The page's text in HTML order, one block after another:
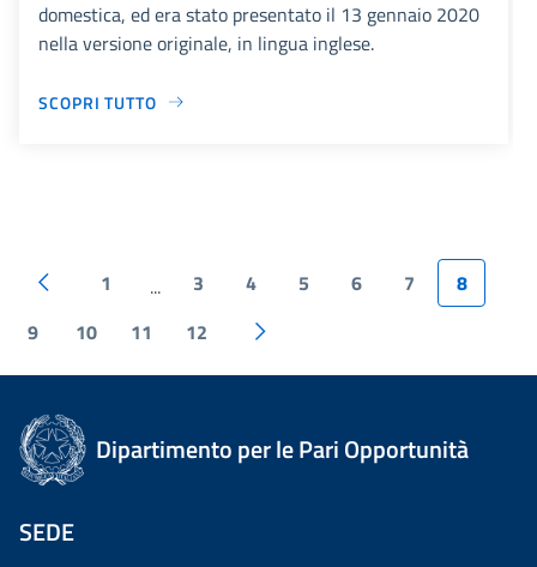
domestica, ed era stato presentato il 13 gennaio 2020
nella versione originale, in lingua inglese.
SCOPRI TUTTO
1 ... 3 4 5 6 7
8
9
10 11 12
Dipartimento per le Pari Opportunità
SEDE